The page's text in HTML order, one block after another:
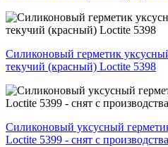
Силиконовый герметик
текучий (красный) Loctite 5398
Силиконовый уксусный
Loctite 5399 - снят с